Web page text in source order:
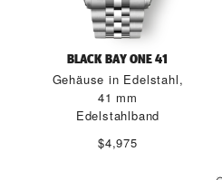
BLACK BAY ONE 41
Gehäuse in Edelstahl,
41 mm
Edelstahlband
$4,975